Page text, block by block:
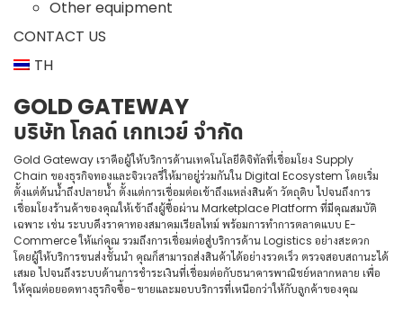
Other equipment
CONTACT US
TH
GOLD GATEWAY
บริษัท โกลด์ เกทเวย์ จำกัด
Gold Gateway เราคือผู้ให้บริการด้านเทคโนโลยีดิจิทัลที่เชื่อมโยง Supply
Chain ของธุรกิจทองและจิวเวลรี่ให้มาอยู่ร่วมกันใน Digital Ecosystem โดยเริ่ม
ตั้งแต่ต้นน้ำถึงปลายน้ำ ตั้งแต่การเชื่อมต่อเข้าถึงแหล่งสินค้า วัตถุดิบ ไปจนถึงการ
เชื่อมโยงร้านค้าของคุณให้เข้าถึงผู้ซื้อผ่าน Marketplace Platform ที่มีคุณสมบัติ
เฉพาะ เช่น ระบบดึงราคาทองสมาคมเรียลไทม์ พร้อมการทำการตลาดแบบ E-
Commerce ให้แก่คุณ รวมถึงการเชื่อมต่อสู่บริการด้าน Logistics อย่างสะดวก
โดยผู้ให้บริการขนส่งชั้นนำ คุณก็สามารถส่งสินค้าได้อย่างรวดเร็ว ตรวจสอบสถานะได้
เสมอ ไปจนถึงระบบด้านการชำระเงินที่เชื่อมต่อกับธนาคารพาณิชย์หลากหลาย เพื่อ
ให้คุณต่อยอดทางธุรกิจซื้อ-ขายและมอบบริการที่เหนือกว่าให้กับลูกค้าของคุณ